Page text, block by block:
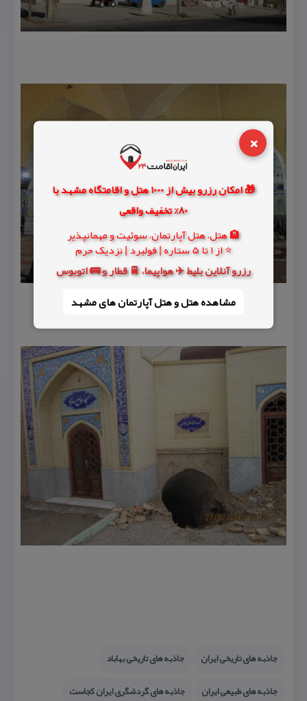
×
🎁 امکان رزرو بیش از 1000 هتل و اقامتگاه مشهد با
80% تخفیف واقعی
🏨 هتل، هتل آپارتمان، سوئیت و مهمانپذیر
⭐ از 1 تا 5 ستاره | فولبرد | نزدیک حرم
رزرو آنلاین بلیط ✈️ هواپیما، 🚆 قطار و 🚌 اتوبوس
مشاهده هتل و هتل‌ آپارتمان های مشهد
جاذبه های تاریخی ایران
جاذبه های تاریخی بهاباد
جاذبه های طبیعی ایران
جاذبه های گردشگری ایران كجاست